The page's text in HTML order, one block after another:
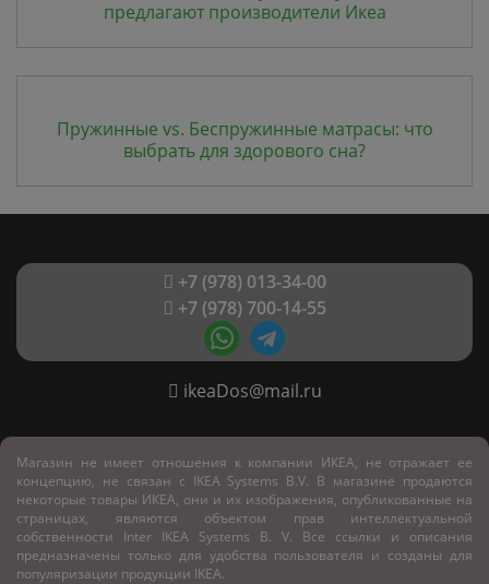
предлагают производители Икеа
Пружинные vs. Беспружинные матрасы: что
выбрать для здорового сна?
+7 (978) 013-34-00
+7 (978) 700-14-55
ikeaDos@mail.ru
Магазин не имеет отношения к компании ИКЕА, не отражает ее
концепцию, не связан с IKEA Systems B.V. В магазине продаются
некоторые товары ИКЕА, они и их изображения, опубликованные на
страницах, являются объектом прав интеллектуальной
собственности Inter IKEA Systems B. V. Все ссылки и описания
предназначены только для удобства пользователя и созданы для
популяризации продукции IKEA.